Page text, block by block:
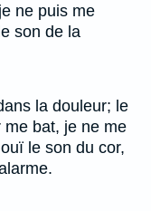
ne puis me
son de la
la douleur; le
bat, je ne me
le son du cor,